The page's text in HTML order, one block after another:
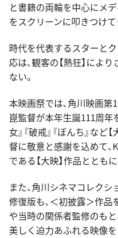
と書籍の両輪を中心にメデ
をスクリーンに叩きつけて
時代を代表するスターと
応は、観客の【熱狂】によ
ない。
本映画祭では、角川映画第
崑監督が本年生誕111周年
女』『破戒』『ぼんち』な
督に敬意と感謝を込めて、
である【大映】作品ととも
また、角川シネマコレク
修復版も、＜初披露＞作
や当時の関係者監修のもと
美しく迫力あふれる映像